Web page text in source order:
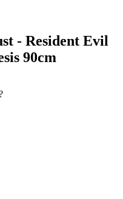
- Resident Evil
90cm